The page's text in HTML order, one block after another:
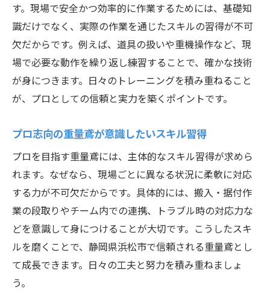
す。現場で安全かつ効率的に作業するためには、基礎知
識だけでなく、実際の作業を通じたスキルの習得が不可
欠だからです。例えば、道具の扱いや重機操作など、現
場で必要な動作を繰り返し練習することで、確かな技術
が身につきます。日々のトレーニングを積み重ねること
が、プロとしての信頼と実力を築くポイントです。
プロ志向の重量鳶が意識したいスキル習得
プロを目指す重量鳶には、主体的なスキル習得が求めら
れます。なぜなら、現場ごとに異なる状況に柔軟に対応
する力が不可欠だからです。具体的には、搬入・据付作
業の段取りやチーム内での連携、トラブル時の対応力な
どを意識して身につけることが大切です。こうしたスキ
ルを磨くことで、静岡県浜松市で信頼される重量鳶とし
て成長できます。日々の工夫と努力を積み重ねましょ
う。